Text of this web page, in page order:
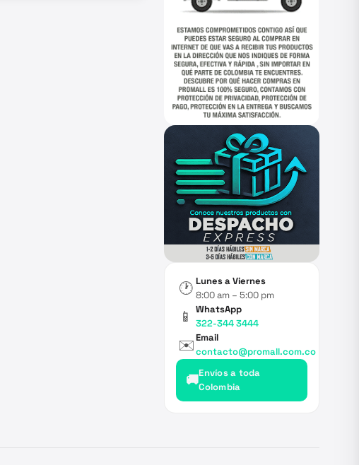
🕐 Lunes a Viernes
8:00 am – 5:00 pm
📱
WhatsApp
322-344 3444
✉️Email
contacto@promall.com.co
🚚Envíos a toda
Colombia